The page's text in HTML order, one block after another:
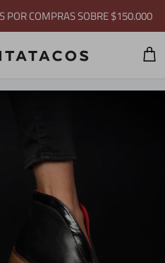
POR COMPRAS SOBRE $150.000